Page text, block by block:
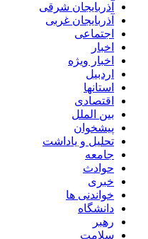
آذربایجان شرقی
آذربایجان غربی
اجتماعی
اخبار
اخبار ویژه
اردبیل
استانها
اقتصادی
بین الملل
پیشخوان
تحلیل و یاداشت
جامعه
حوادث
خبری
خواندنی ها
دانشگاه
رهبر
سلامت